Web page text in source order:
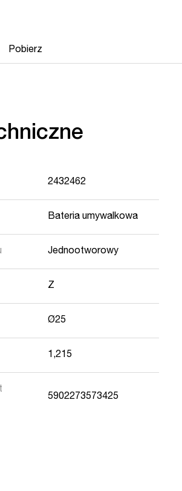
Pobierz
2432462
Bateria umywalkowa
Jednootworowy
Z
Ø25
1,215
5902273573425